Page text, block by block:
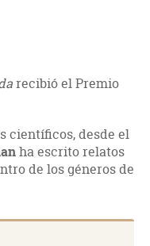
recibió el Premio
científicos, desde el
ha escrito relatos
de los géneros de